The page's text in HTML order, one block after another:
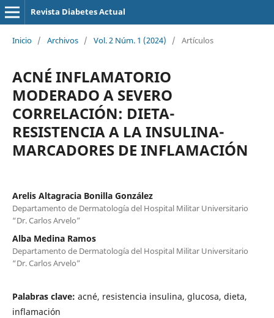
Revista Diabetes Actual
Inicio / Archivos / Vol. 2 Núm. 1 (2024) / Artículos
ACNÉ INFLAMATORIO
MODERADO A SEVERO
CORRELACIÓN: DIETA-
RESISTENCIA A LA INSULINA-
MARCADORES DE INFLAMACIÓN
Arelis Altagracia Bonilla González
Departamento de Dermatología del Hospital Militar Universitario
“Dr. Carlos Arvelo”
Alba Medina Ramos
Departamento de Dermatología del Hospital Militar Universitario
“Dr. Carlos Arvelo”
Palabras clave: acné, resistencia insulina, glucosa, dieta,
inflamación